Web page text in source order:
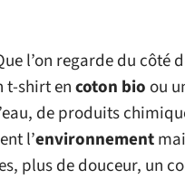
l’on regarde du côté
t-shirt encoton bio ou
de produits
l’environnement
plus de douceur, un